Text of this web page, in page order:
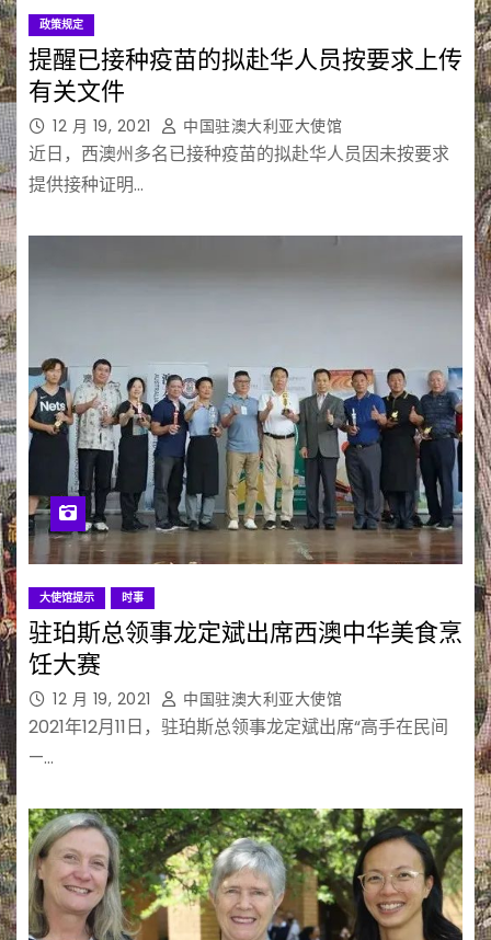
政策规定
提醒已接种疫苗的拟赴华人员按要求上传
有关文件
12 月 19, 2021 中国驻澳大利亚大使馆
近日，西澳州多名已接种疫苗的拟赴华人员因未按要求
提供接种证明…
大使馆提示 时事
驻珀斯总领事龙定斌出席西澳中华美食烹
饪大赛
12 月 19, 2021 中国驻澳大利亚大使馆
2021年12月11日，驻珀斯总领事龙定斌出席“高手在民间
—…